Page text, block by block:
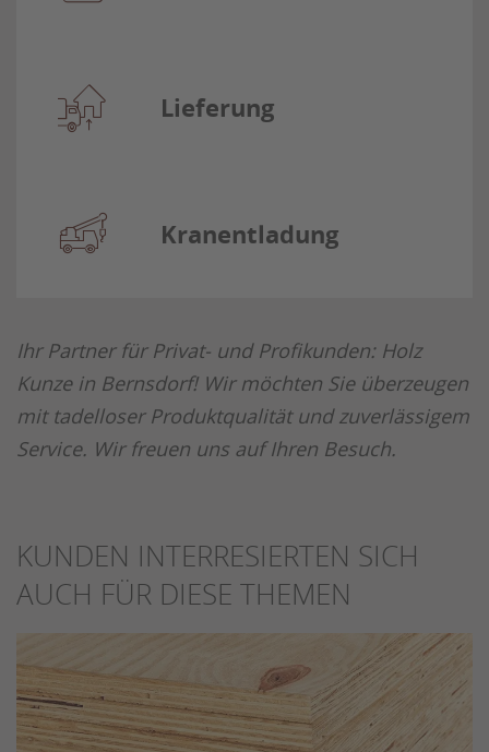
Lieferung
Kranentladung
Ihr Partner für Privat- und Profikunden: Holz
Kunze in Bernsdorf! Wir möchten Sie überzeugen
mit tadelloser Produktqualität und zuverlässigem
Service. Wir freuen uns auf Ihren Besuch.
KUNDEN INTERRESIERTEN SICH
AUCH FÜR DIESE THEMEN